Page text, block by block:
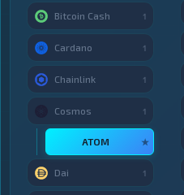
Bitcoin Cash 1
Cardano 1
Chainlink 1
Cosmos 1
ATOM ★
Dai 1